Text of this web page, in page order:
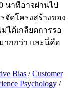
นาทีอาจผ่านไป
จัดโครงสร้างของ
ได้เกลียดการรอ
ากกว่า และนี่คือ
Bias /Customer
Psychology /